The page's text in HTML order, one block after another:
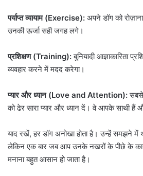
पर्याप्त व्यायाम (Exercise): अपने डॉग को रोज़ाना
उनकी ऊर्जा सही जगह लगे।
प्रशिक्षण (Training):बुनियादी आज्ञाकारिता
व्यवहार करने में मदद करेगा।
प्यार और ध्यान (Love and Attention):
को ढेर सारा प्यार और ध्यान दें। वे आपके साथी
याद रखें, हर डॉग अनोखा होता है। उन्हें समझने में
लेकिन एक बार जब आप उनके नखरों के पीछे के
मनाना बहुत आसान हो जाता है।